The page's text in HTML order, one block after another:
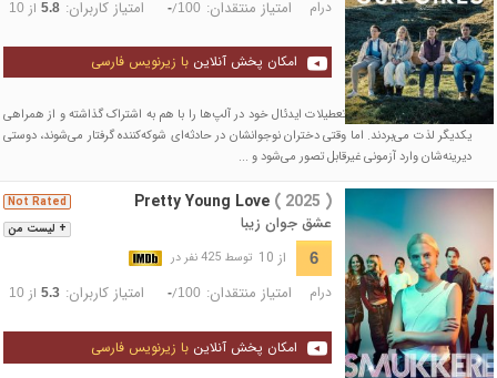
درام امتیاز منتقدان: -/100 امتیاز کاربران: 5.8از 10
امکان پخش آنلاین با زیرنویس فارسی
برای سال‌ها، دو زوج خانهٔ تعطیلات ایدئال خود در آلپ‌ها را با هم به اشتراک گذاشته و از همراهی
یکدیگر لذت می‌بردند. اما وقتی دختران نوجوانشان در حادثه‌ای شوکه‌کننده گرفتار می‌شوند، دوستی
دیرینه‌شان وارد آزمونی غیرقابل تصور می‌شود و ...
+ لیست من
Not Rated Pretty Young Love ( 2025 )
عشق جوان زیبا
6 از 10 توسط 425 نفر در
درام امتیاز منتقدان: -/100 امتیاز کاربران: 5.3از 10
امکان پخش آنلاین با زیرنویس فارسی